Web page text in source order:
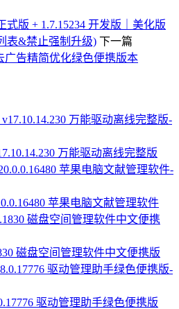
式版 + 1.7.15234 开发版｜美化版
表&禁止强制升级) 下一篇
广告精简优化绿色便携版本
万能驱动离线完整版
苹果电脑文献管理软件
磁盘空间管理软件中文便携版
驱动管理助手绿色便携版